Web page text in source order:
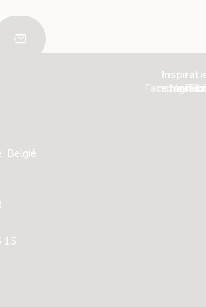
Facebook
Instagram
België
15